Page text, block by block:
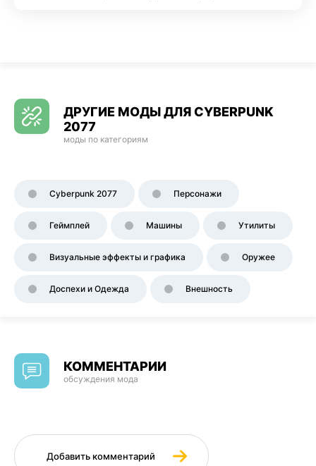
ДРУГИЕ МОДЫ ДЛЯ CYBERPUNK
2077
моды по категориям
Cyberpunk 2077 Персонажи
Геймплей Машины Утилиты
Визуальные эффекты и графика Оружее
Доспехи и Одежда Внешность
КОММЕНТАРИИ
обсуждения мода
Добавить комментарий